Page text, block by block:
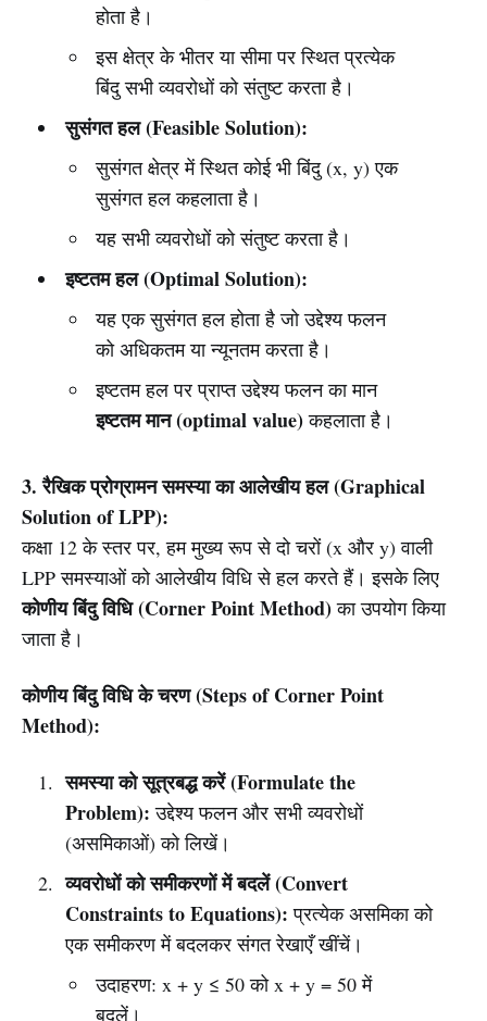
होता है।
इस क्षेत्र के भीतर या सीमा पर स्थित प्रत्येक
बिंदु सभी व्यवरोधों को संतुष्ट करता है।
सुसंगत हल (Feasible Solution):
सुसंगत क्षेत्र में स्थित कोई भी बिंदु (x, y) एक
सुसंगत हल कहलाता है।
यह सभी व्यवरोधों को संतुष्ट करता है।
इष्टतम हल (Optimal Solution):
यह एक सुसंगत हल होता है जो उद्देश्य फलन
को अधिकतम या न्यूनतम करता है।
इष्टतम हल पर प्राप्त उद्देश्य फलन का मान
इष्टतम मान (optimal value)कहलाता है।
3. रैखिक प्रोग्रामन समस्या का आलेखीय हल (Graphical
Solution of LPP):
कक्षा 12 के स्तर पर, हम मुख्य रूप से दो चरों (x और y) वाली
LPP समस्याओं को आलेखीय विधि से हल करते हैं। इसके लिए
कोणीय बिंदु विधि (Corner Point Method)का उपयोग किया
जाता है।
कोणीय बिंदु विधि के चरण (Steps of Corner Point
Method):
समस्या को सूत्रबद्ध करें (Formulate the
Problem): उद्देश्य फलन और सभी व्यवरोधों
(असमिकाओं) को लिखें।
व्यवरोधों को समीकरणों में बदलें (Convert
Constraints to Equations): प्रत्येक असमिका को
एक समीकरण में बदलकर संगत रेखाएँ खींचें।
उदाहरण: x + y ≤ 50 को x + y = 50 में
बदलें।